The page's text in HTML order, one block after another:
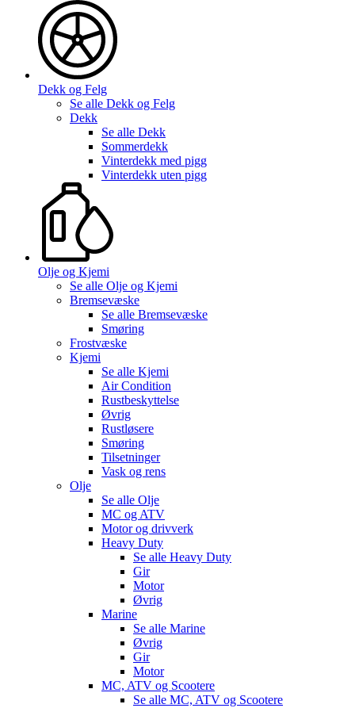
Dekk og Felg
Se alle Dekk og Felg
Dekk
Se alle Dekk
Sommerdekk
Vinterdekk med pigg
Vinterdekk uten pigg
Olje og Kjemi
Se alle Olje og Kjemi
Bremsevæske
Se alle Bremsevæske
Smøring
Frostvæske
Kjemi
Se alle Kjemi
Air Condition
Rustbeskyttelse
Øvrig
Rustløsere
Smøring
Tilsetninger
Vask og rens
Olje
Se alle Olje
MC og ATV
Motor og drivverk
Heavy Duty
Se alle Heavy Duty
Gir
Motor
Øvrig
Marine
Se alle Marine
Øvrig
Gir
Motor
MC, ATV og Scootere
Se alle MC, ATV og Scootere